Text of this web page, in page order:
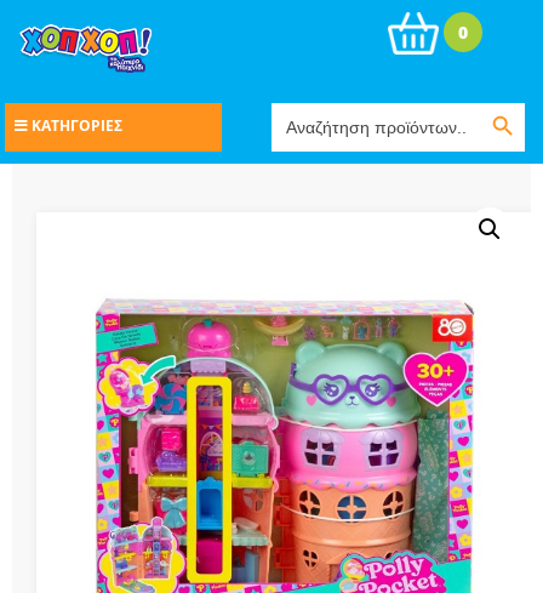
for:
Search Button
0
ΚΑΤΗΓΟΡΙΕΣ